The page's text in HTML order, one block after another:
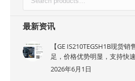
最新资讯
【GE IS210TEGSH1B现货
足，价格优势明显，支持快
2026年6月1日